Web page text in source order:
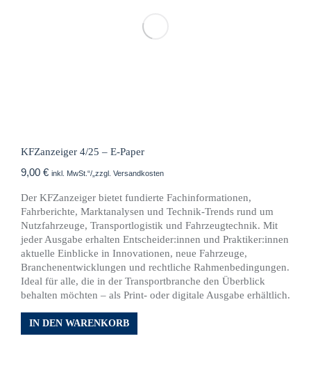
KFZanzeiger 4/25 – E-Paper
9,00 € inkl. MwSt.“/„zzgl. Versandkosten
Der KFZanzeiger bietet fundierte Fachinformationen,
Fahrberichte, Marktanalysen und Technik-Trends rund um
Nutzfahrzeuge, Transportlogistik und Fahrzeugtechnik. Mit
jeder Ausgabe erhalten Entscheider:innen und Praktiker:innen
aktuelle Einblicke in Innovationen, neue Fahrzeuge,
Branchenentwicklungen und rechtliche Rahmenbedingungen.
Ideal für alle, die in der Transportbranche den Überblick
behalten möchten – als Print- oder digitale Ausgabe erhältlich.
IN DEN WARENKORB